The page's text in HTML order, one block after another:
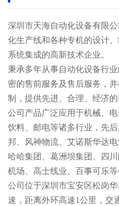
深圳市天海自动化设备有限
化生产线和各种专机的设计
系统集成的高新技术企业。
秉承多年从事自动化设备行
密的售前服务及售后服务，
制，提供先进、合理、经济的
公司产品广泛应用于机械、
饮料、邮电等诸多行业，先
邦、风神物流、艾诺斯华达
哈哈集团、葛洲坝集团、四
机场、高士线业、百事可乐
公司位于深圳市宝安区松岗
速，距离外环高速1公里，交